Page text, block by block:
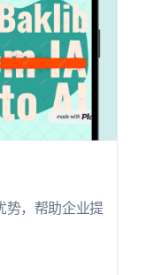
势，帮助企业提